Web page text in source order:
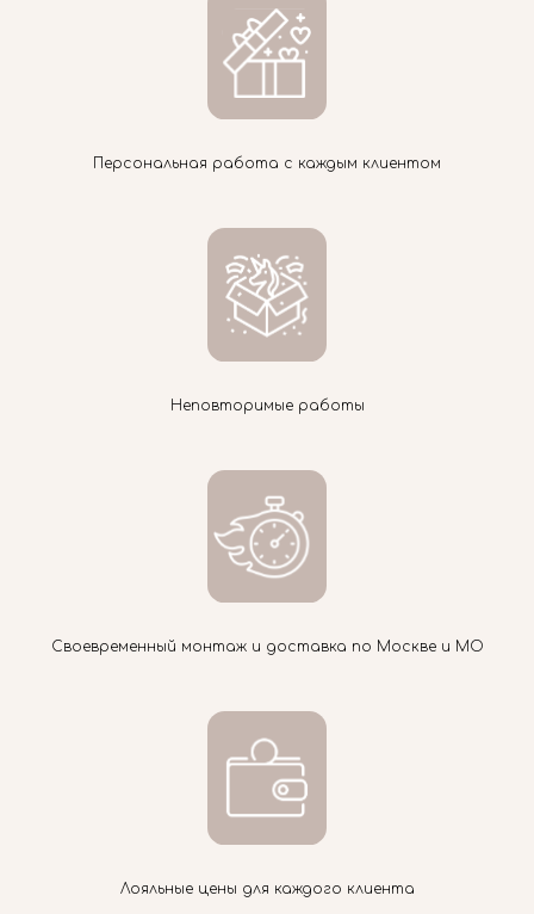
Персональная работа с каждым клиентом
Неповторимые работы
Своевременный монтаж и доставка по Москве и МО
Лояльные цены для каждого клиента